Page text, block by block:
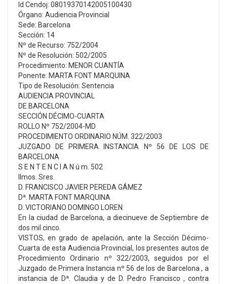
Id Cendoj: 08019370142005100430
Órgano: Audiencia Provincial
Sede: Barcelona
Sección: 14
Nº de Recurso: 752/2004
Nº de Resolución: 502/2005
Procedimiento: MENOR CUANTÍA
Ponente: MARTA FONT MARQUINA
Tipo de Resolución: Sentencia
AUDIENCIA PROVINCIAL
DE BARCELONA
SECCIÓN DÉCIMO-CUARTA
ROLLO Nº 752/2004-MD
PROCEDIMIENTO ORDINARIO NÚM. 322/2003
JUZGADO DE PRIMERA INSTANCIA Nº 56 DE LOS DE
BARCELONA
S E N T E N C I A N ú m. 502
Ilmos. Sres.
D. FRANCISCO JAVIER PEREDA GÁMEZ
Dª. MARTA FONT MARQUINA
D. VICTORIANO DOMINGO LOREN
En la ciudad de Barcelona, a diecinueve de Septiembre de
dos mil cinco.
VISTOS, en grado de apelación, ante la Sección Décimo-
Cuarta de esta Audiencia Provincial, los presentes autos de
Procedimiento Ordinario nº 322/2003, seguidos por el
Juzgado de Primera Instancia nº 56 de los de Barcelona , a
instancia de Dª. Claudia y de D. Pedro Francisco , contra